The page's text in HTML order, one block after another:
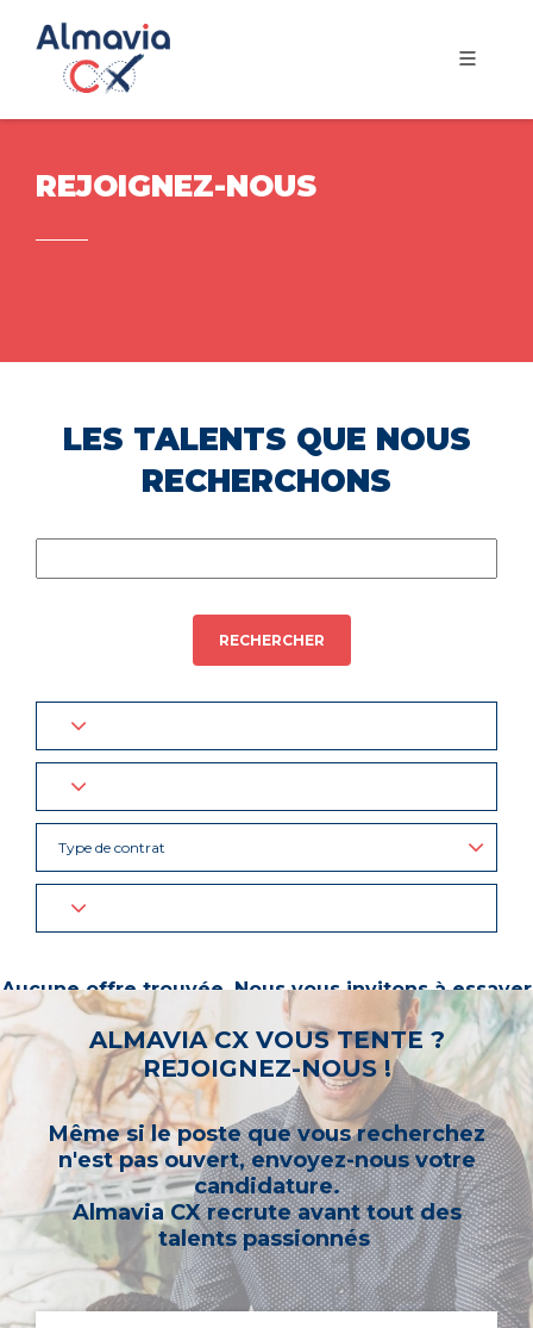
REJOIGNEZ-NOUS
LES TALENTS QUE NOUS
RECHERCHONS
RECHERCHER
Type de contrat
Aucune offre trouvée. Nous vous invitons à essayer
d’autres mots-clés ou à sélectionner un « métier ».
ALMAVIA CX VOUS TENTE ?
REJOIGNEZ-NOUS !
Même si le poste que vous recherchez
n'est pas ouvert, envoyez-nous votre
candidature.
Almavia CX recrute avant tout des
talents passionnés